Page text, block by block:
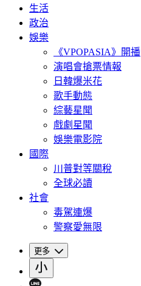
生活
政治
娛樂
《VPOPASIA》開播
演唱會搶票情報
日韓爆米花
歌手動態
綜藝星聞
戲劇星聞
娛樂電影院
國際
川普對等關稅
全球必讀
社會
毒駕連爆
警察愛無限
更多